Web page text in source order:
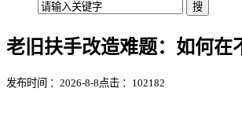
老旧扶手改造难题：如何在
发布时间 ：2026-8-8 点击 ： 102182